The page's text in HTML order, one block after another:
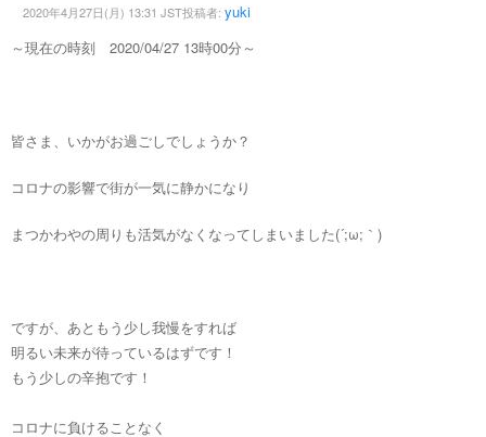
2020年4月27日(月) 13:31 JST投稿者: yuki
～現在の時刻 2020/04/27 13時00分～
皆さま、いかがお過ごしでしょうか？
コロナの影響で街が一気に静かになり
まつかわやの周りも活気がなくなってしまいました(´;ω;｀)
ですが、あともう少し我慢をすれば
明るい未来が待っているはずです！
もう少しの辛抱です！
コロナに負けることなく